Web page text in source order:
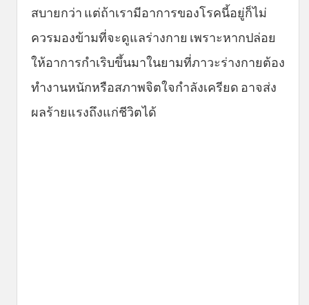
สบายกว่า แต่ถ้าเรามีอาการของโรคนี้อยู่ก็ไม่
ควรมองข้ามที่จะดูแลร่างกาย เพราะหากปล่อย
ให้อาการกำเริบขึ้นมาในยามที่ภาวะร่างกายต้อง
ทำงานหนักหรือสภาพจิตใจกำลังเครียด อาจส่ง
ผลร้ายแรงถึงแก่ชีวิตได้